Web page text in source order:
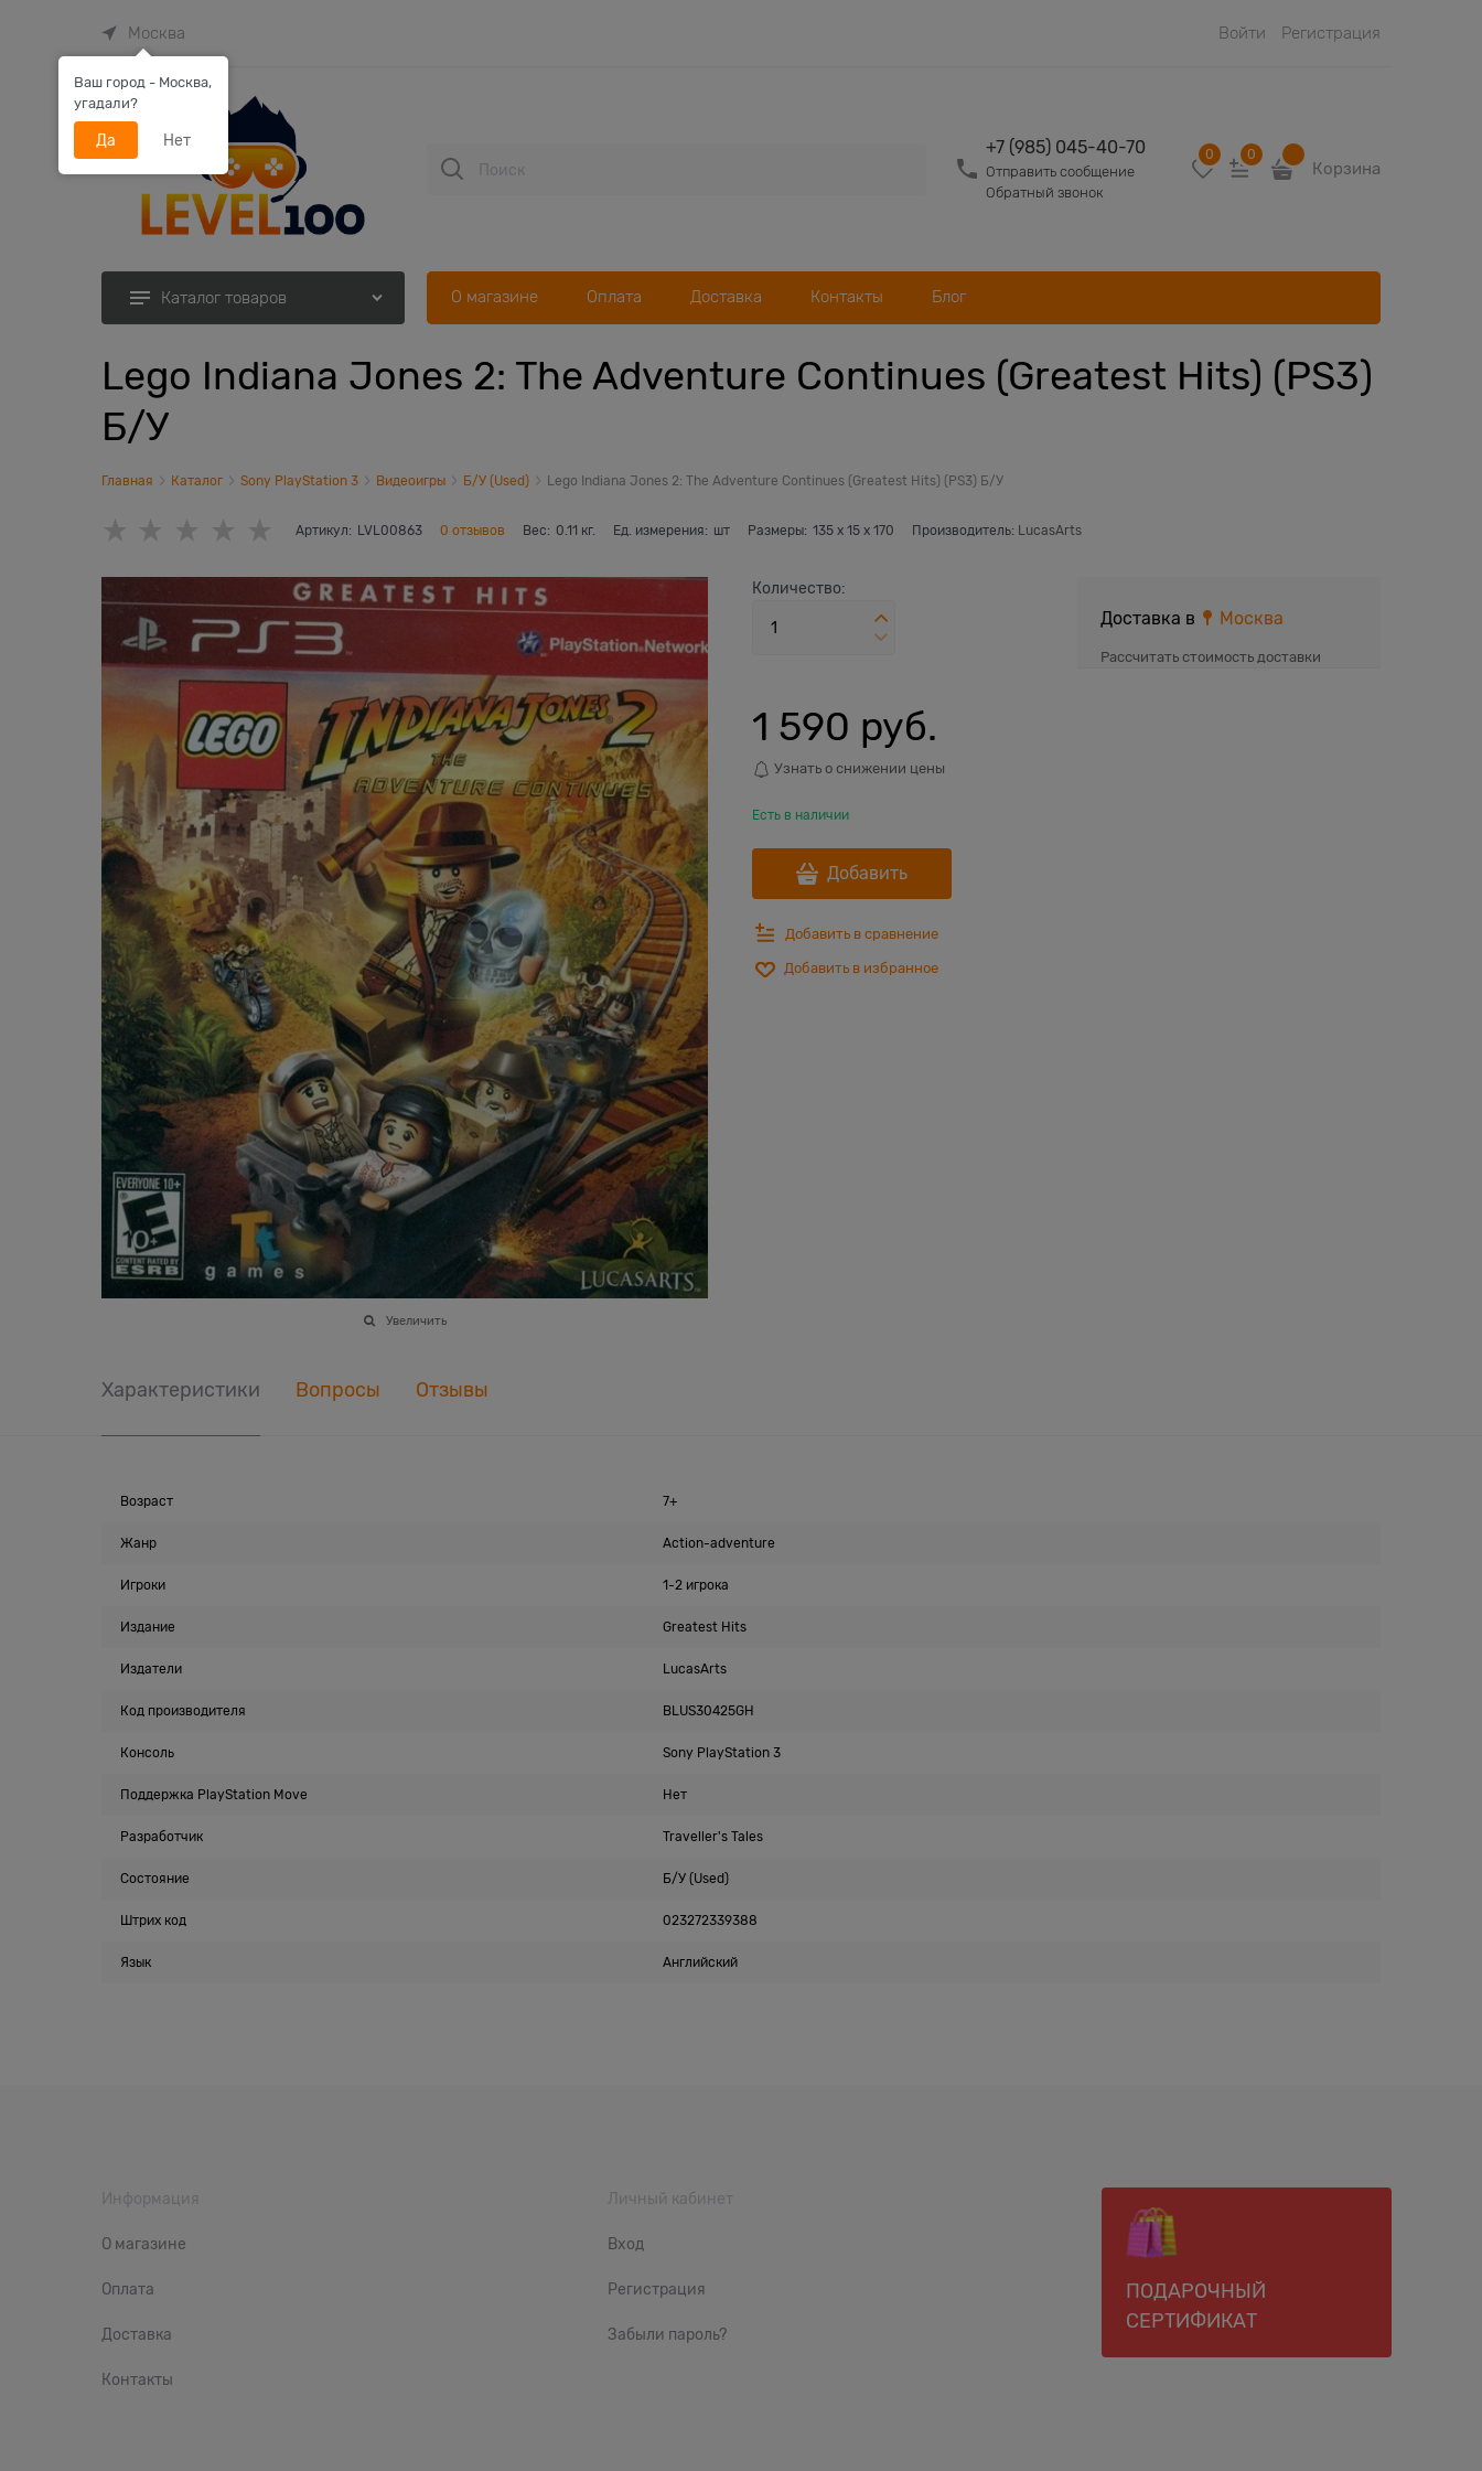
Москва Войти Регистрация
+7 (985) 045-40-70
Отправить сообщение
Обратный звонок
0 0
Корзина
Каталог товаров О магазине Оплата Доставка Контакты Блог
Lego Indiana Jones 2: The Adventure Continues (Greatest Hits) (PS3)
Б/У
Главная Каталог Sony PlayStation 3 Видеоигры Б/У (Used) Lego Indiana Jones 2: The Adventure Continues (Greatest Hits) (PS3) Б/У
Артикул: LVL00863 0 отзывов Вес: 0.11 кг. Ед. измерения: шт Размеры: 135x 15x 170 Производитель: LucasArts
Увеличить
Количество:
1 590 руб.
Узнать о снижении цены
Есть в наличии
Добавить
Добавить в сравнение
Добавить в избранное
Доставка в Москва
Рассчитать стоимость доставки
Характеристики Вопросы Отзывы
Возраст 7+
Жанр Action-adventure
Игроки 1-2 игрока
Издание Greatest Hits
Издатели LucasArts
Код производителя BLUS30425GH
Консоль Sony PlayStation 3
Поддержка PlayStation Move Нет
Разработчик Traveller's Tales
Состояние Б/У (Used)
Штрих код 023272339388
Язык Английский
Информация
О магазине
Оплата
Доставка
Контакты
Личный кабинет
Вход
Регистрация
Забыли пароль?
ПОДАРОЧНЫЙ
СЕРТИФИКАТ
Ваш город - Москва,
угадали?
Да Нет